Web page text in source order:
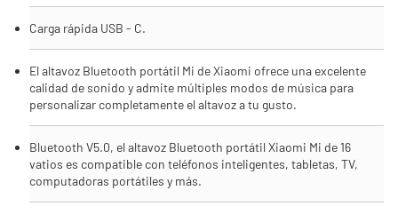
Carga rápida USB - C.
El altavoz Bluetooth portátil Mi de Xiaomi ofrece una excelente
calidad de sonido y admite múltiples modos de música para
personalizar completamente el altavoz a tu gusto.
Bluetooth V5.0, el altavoz Bluetooth portátil Xiaomi Mi de 16
vatios es compatible con teléfonos inteligentes, tabletas, TV,
computadoras portátiles y más.